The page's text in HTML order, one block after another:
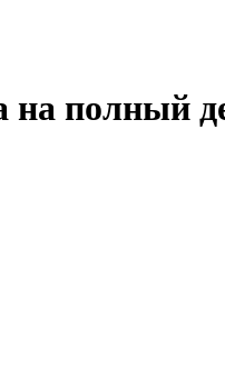
на полный